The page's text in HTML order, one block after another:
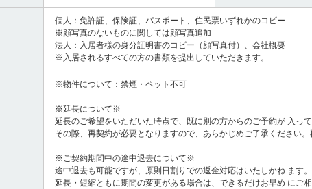
個人：免許証、保険証、パスポート、住民票いずれかのコピー
※顔写真のないものに関しては顔写真追加
法人：入居者様の身分証明書のコピー（顔写真付）、会社概要
※入居されるすべての方の書類を提出していただきます。
※物件について：禁煙・ペット不可
※延長について※
延長のご希望をいただいた時点で、既に別の方からのご予約が 入って
その際、再契約が必要となりますので、あらかじめご了承ください
※ご契約期間中の途中退去について※
途中退去も可能ですが、原則日割りでの返金対応はいたしかね ます
延長・短縮ともに期間の変更がある場合は、できるだけお早め にご相